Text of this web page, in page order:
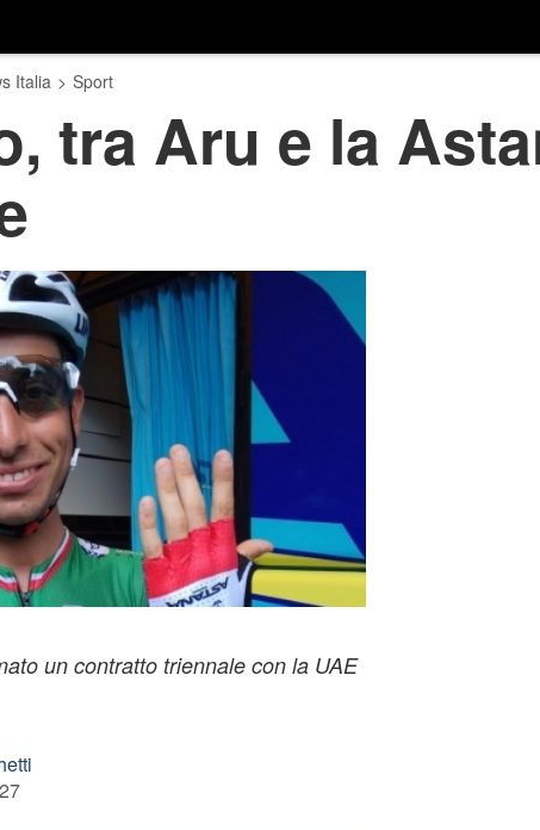
Italia > Sport
tra Aru e la
un contratto triennale con la UAE